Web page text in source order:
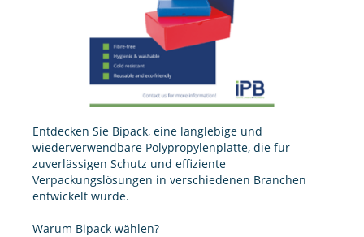
Entdecken Sie Bipack, eine langlebige und
wiederverwendbare Polypropylenplatte, die für
zuverlässigen Schutz und effiziente
Verpackungslösungen in verschiedenen Branchen
entwickelt wurde.
Warum Bipack wählen?